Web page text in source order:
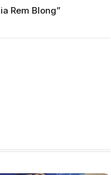
Rem Blong”